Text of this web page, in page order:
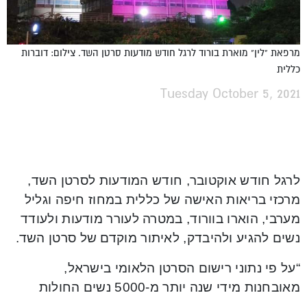
מרפאת "לין" מוארת בורוד לרגל חודש מודעות סרטן השד. צילום: דוברות
כללית
Tuesday October 5, 2021
לרגל חודש אוקטובר, חודש המודעות לסרטן השד,
מרכזי בריאות האישה של כללית במחוז חיפה וגליל
מערבי, הוארו בוורוד, במטרה לעורר מודעות ולעודד
נשים להגיע ולהיבדק, לאיתור מוקדם של סרטן השד.
“על פי נתוני רישום הסרטן הלאומי בישראל,
מאובחנות מידי שנה יותר מ-5000 נשים החולות